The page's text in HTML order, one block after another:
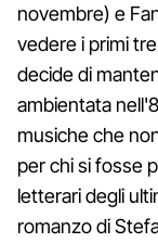
novembre) e
vedere i primi
decide di
ambientata
musiche che
per chi si fosse
letterari degli
romanzo di